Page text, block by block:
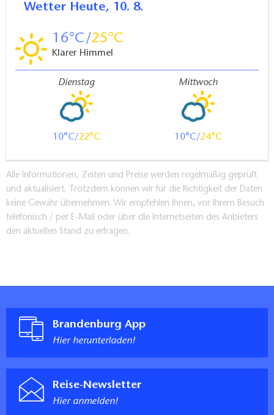
Wetter Heute, 10. 8.
16 25
Klarer Himmel
Dienstag
10 22
Mittwoch
10 24
Alle Informationen, Zeiten und Preise werden regelmäßig geprüft
und aktualisiert. Trotzdem können wir für die Richtigkeit der Daten
keine Gewähr übernehmen. Wir empfehlen Ihnen, vor Ihrem Besuch
telefonisch / per E-Mail oder über die Internetseiten des Anbieters
den aktuellen Stand zu erfragen.
Brandenburg App
Hier herunterladen!
Reise-Newsletter
Hier anmelden!